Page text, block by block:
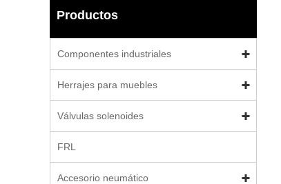
Productos
Componentes industriales
Herrajes para muebles
Válvulas solenoides
FRL
Accesorio neumático